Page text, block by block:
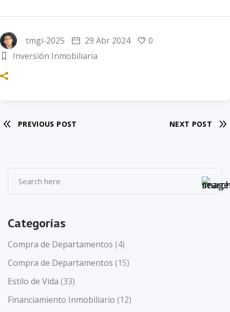
tmgi-2025 29 Abr 2024
0
Inversión Inmobiliaria
PREVIOUS POST NEXT POST
Categorías
Compra de Departamentos (4)
Compra de Departamentos (15)
Estilo de Vida (33)
Financiamiento Inmobiliario (12)